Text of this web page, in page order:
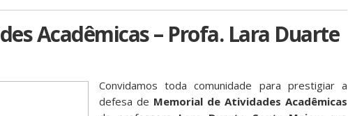
Acadêmicas – Profa. Lara Duarte
Convidamos toda comunidade para prestigiar a
defesa de Memorial de Atividades Acadêmicas